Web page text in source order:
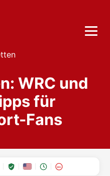
WRC und
für
Fans
18+